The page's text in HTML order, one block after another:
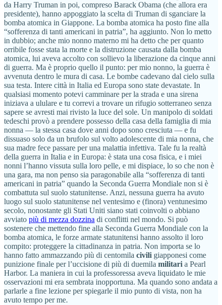
da Harry Truman in poi, compreso Barack Obama (che allora era
presidente), hanno appoggiato la scelta di Truman di sganciare la
bomba atomica in Giappone. La bomba atomica ha posto fine alla
“sofferenza di tanti americani in patria”, ha aggiunto. Non lo metto
in dubbio; anche mio nonno materno mi ha detto che per quanto
orribile fosse stata la morte e la distruzione causata dalla bomba
atomica, lui aveva accolto con sollievo la liberazione da cinque anni
di guerra. Ma è proprio quello il punto: per mio nonno, la guerra è
avvenuta dentro le mura di casa. Le bombe cadevano dal cielo sulla
sua testa. Intere città in Italia ed Europa sono state devastate. In
qualsiasi momento potevi camminare per la strada e una sirena
iniziava a ululare e tu correvi a trovare un rifugio sotterraneo senza
sapere se avresti mai rivisto la luce del sole. Un manipolo di soldati
tedeschi provò a prendere possesso della casa della famiglia di mia
nonna — la stessa casa dove anni dopo sono cresciuta — e fu
dissuaso solo da un brufolo sul volto adolescente di mia nonna, che
sua madre fece passare per una malattia infettiva. Tale fu la realtà
della guerra in Italia e in Europa: è stata una cosa fisica, e i miei
nonni l’hanno vissuta sulla loro pelle, e mi dispiace, lo so che non è
una gara, ma non penso sia paragonabile alla “sofferenza di tanti
americani in patria” quando la Seconda Guerra Mondiale non si è
combattuta sul suolo statunitense. Anzi, nessuna guerra ha avuto
luogo sul suolo statunitense nel ventesimo e (finora) ventunesimo
secolo, nonostante gli Stati Uniti siano stati coinvolti o abbiano
avviato più di mezza dozzina di conflitti nel mondo. Si può
sostenere che mettendo fine alla Seconda Guerra Mondiale con la
bomba atomica, le forze armate statunitensi hanno assolto il loro
compito: proteggere la cittadinanza in patria. Non importa se lo
hanno fatto ammazzando più di centomila civili giapponesi come
punizione finale per l’uccisione di più di duemila militari a Pearl
Harbor. La maniera in cui la professoressa aveva liquidato le mie
osservazioni mi era sembrata inopportuna. Ma quando sono andata a
parlarle a fine lezione per spiegarle il mio punto di vista, non ha
avuto tempo per me.